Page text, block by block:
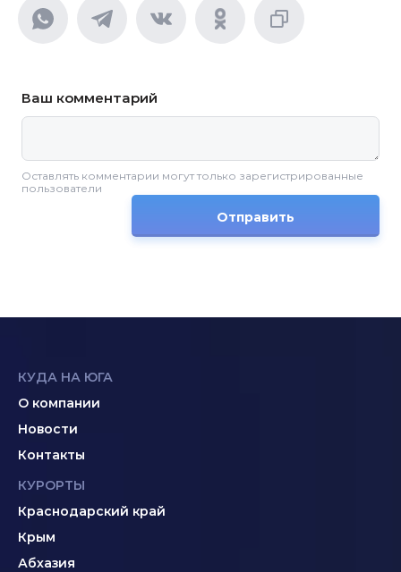
Ваш комментарий
Оставлять комментарии могут только зарегистрированные
пользователи
Отправить
КУДА НА ЮГА
О компании
Новости
Контакты
КУРОРТЫ
Краснодарский край
Крым
Абхазия